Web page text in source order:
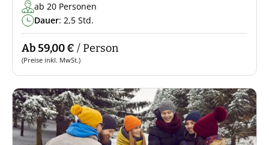
ab 20 Personen
Dauer: 2,5 Std.
Ab 59,00 € / Person
(Preise inkl. MwSt.)